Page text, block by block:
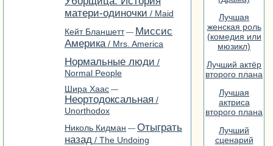
Лучшая
женская роль
(комедия или
мюзикл)
Лучший актёр
второго плана
Лучшая
актриса
второго плана
Лучший
сценарий
матери-одиночки / Maid
Кейт Бланшетт— Миссис
Америка / Mrs. America
Нормальные люди /
Normal People
Шира Хаас —
Неортодоксальная /
Unorthodox
Николь Кидман — Отыграть
назад / The Undoing